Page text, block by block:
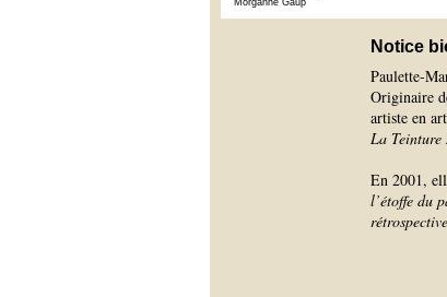
Morganne Gaup
Notice
Paulette-
Originaire
artiste en
La Teinture
En 2001,
l’étoffe du
rétrospective